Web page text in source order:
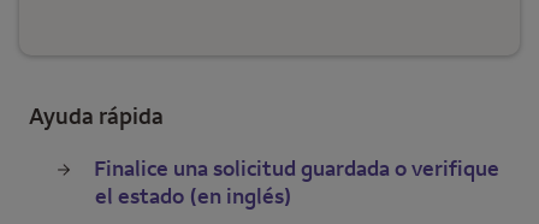
Ayuda rápida
Finalice una solicitud guardada o verifique
el estado (en inglés)